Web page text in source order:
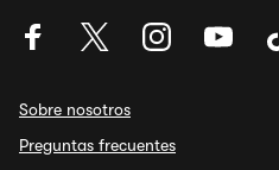
Sobre nosotros
Preguntas frecuentes